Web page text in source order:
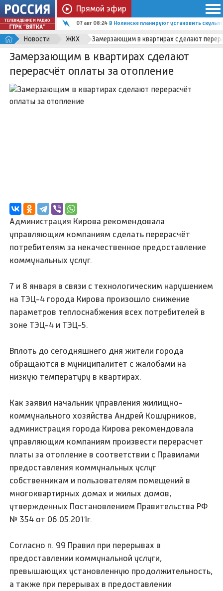
Прямой эфир
07 авг 08:24 В Нолинске планируют установить
Новости ЖКХ Замерзающим в квартирах сделают
Замерзающим в квартирах сделают
перерасчёт оплаты за отопление
Администрация Кирова рекомендовала
управляющим компаниям сделать перерасчёт
потребителям за некачественное предоставление
коммунальных услуг.
7 и 8 января в связи с технологическим нарушением
на ТЭЦ-4 города Кирова произошло снижение
параметров теплоснабжения всех потребителей в
зоне ТЭЦ-4 и ТЭЦ-5.
Вплоть до сегодняшнего дня жители города
обращаются в муниципалитет с жалобами на
низкую температуру в квартирах.
Как заявил начальник управления жилищно-
коммунального хозяйства Андрей Кошурников,
администрация города Кирова рекомендовала
управляющим компаниям произвести перерасчет
платы за отопление в соответствии с Правилами
предоставления коммунальных услуг
собственникам и пользователям помещений в
многоквартирных домах и жилых домов,
утвержденных Постановлением Правительства РФ
№ 354 от 06.05.2011г.
Согласно п. 99 Правил при перерывах в
предоставлении коммунальной услуги,
превышающих установленную продолжительность,
а также при перерывах в предоставлении